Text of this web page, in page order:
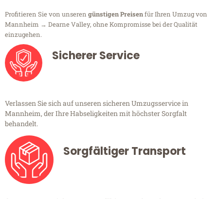
Profitieren Sie von unseren günstigen Preisenfür Ihren Umzug von
Mannheim → Dearne Valley, ohne Kompromisse bei der Qualität
einzugehen.
Sicherer Service
Verlassen Sie sich auf unseren sicheren Umzugsservice in
Mannheim, der Ihre Habseligkeiten mit höchster Sorgfalt
behandelt.
Sorgfältiger Transport